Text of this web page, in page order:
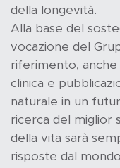
della longevità.
Alla base del
vocazione del
riferimento,
clinica e
naturale in un
ricerca del miglior
della vita sarà
risposte dal